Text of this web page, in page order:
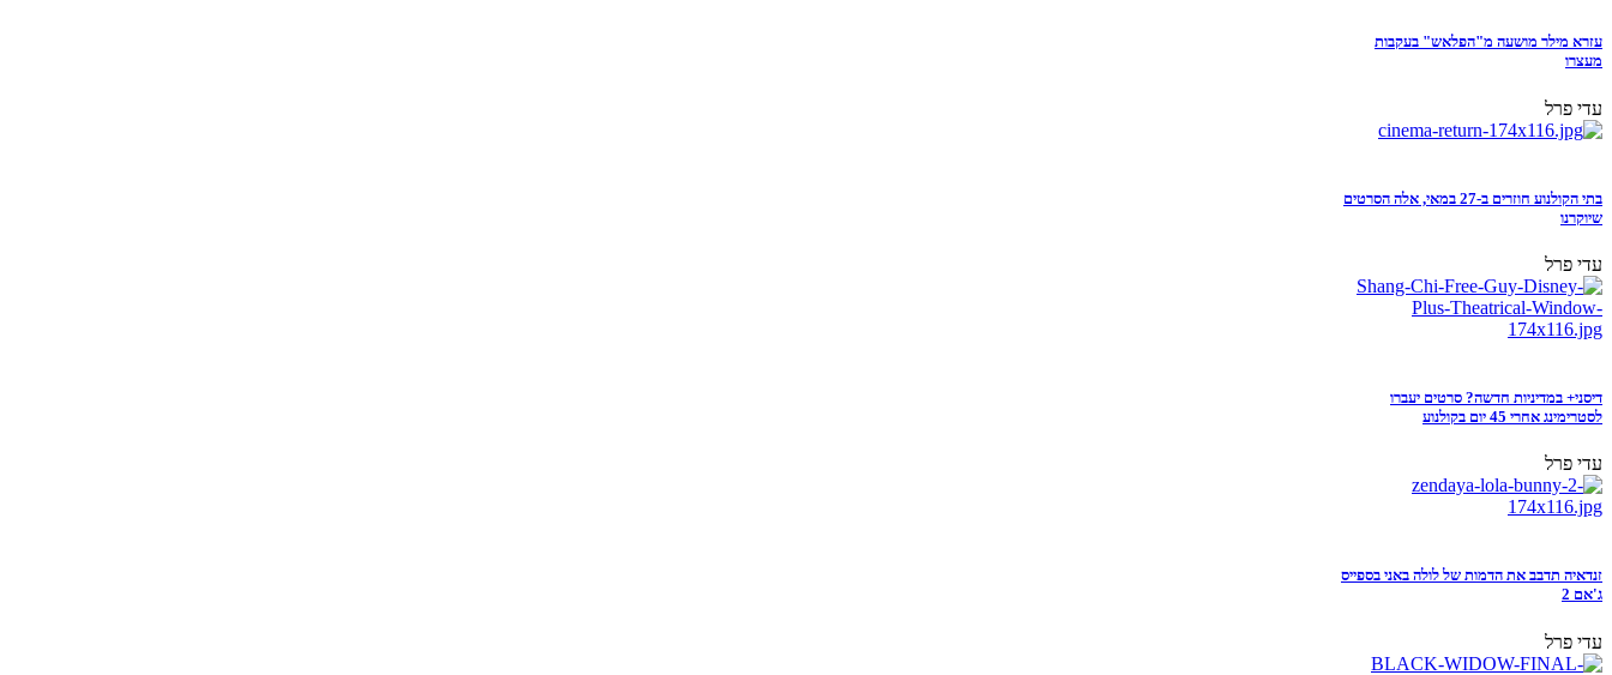
עזרא מילר מושעה מ"הפלאש" בעקבות
מעצרו
עדי פרל
בתי הקולנוע חוזרים ב-27 במאי, אלה הסרטים
שיוקרנו
עדי פרל
דיסני+ במדיניות חדשה? סרטים יעברו
לסטרימינג אחרי 45 יום בקולנוע
עדי פרל
זנדאיה תדבב את הדמות של לולה באני בספייס
ג'אם 2
עדי פרל